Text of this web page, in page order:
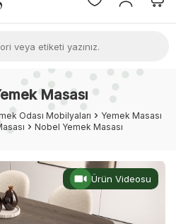
Masası
Odası Mobilyaları
Yemek Masası
Nobel Yemek Masası
Ürün Videosu